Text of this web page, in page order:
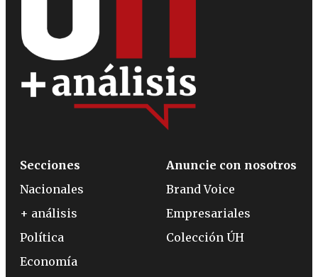
Secciones
Nacionales
+ análisis
Política
Economía
Anuncie con nosotros
Brand Voice
Empresariales
Colección ÚH